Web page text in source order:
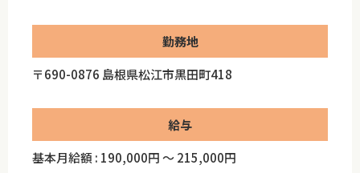
勤務地
〒690-0876 島根県松江市黒田町418
給与
基本月給額 : 190,000円 ～ 215,000円